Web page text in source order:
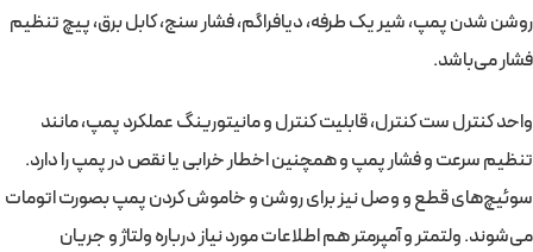
روشن شدن پمپ، شیر یک طرفه، دیافراگم، فشار سنج، کابل برق، پیچ تنظیم
فشار می‌باشد.
واحد کنترل ست کنترل، قابلیت کنترل و مانیتورینگ عملکرد پمپ، مانند
تنظیم سرعت و فشار پمپ و همچنین اخطار خرابی یا نقص در پمپ را دارد.
سوئیچ‌های قطع و وصل نیز برای روشن و خاموش کردن پمپ بصورت اتومات
می‌شوند. ولتمتر و آمپرمتر هم اطلاعات مورد نیاز درباره ولتاژ و جریان